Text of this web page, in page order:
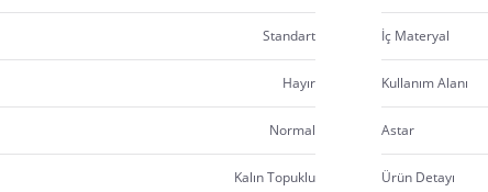
Standart İç Materyal
Hayır Kullanım Alanı
Normal Astar
Kalın Topuklu Ürün Detayı